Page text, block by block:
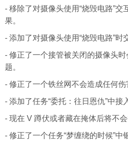
- 移除了对摄像头使用“烧毁电路”交
果。
- 添加了对摄像头使用“烧毁电路”时
- 修正了一个接管被关闭的摄像头
题。
- 修正了一个铁丝网不会造成任何伤
- 添加了任务“委托：往日恩仇”中接
- 现在 V 蹲伏或者藏在掩体后将不会
- 修正了一个任务“梦缠绕的时候”中